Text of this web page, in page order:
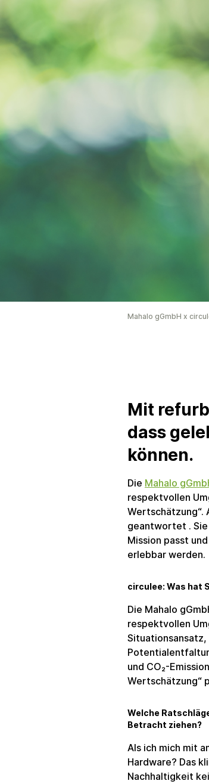
Mahalo gGmbH x
Mit
dass
können.
Die Mahalo
respektvollen
Wertschätzung“.
geantwortet .
Mission passt
erlebbar werden.
circulee: Was hat
Die Mahalo
respektvollen
und CO₂-
Wertschätzung“
Welche
Betracht ziehen?
Als ich mich mit
Hardware? Das
Nachhaltigkeit